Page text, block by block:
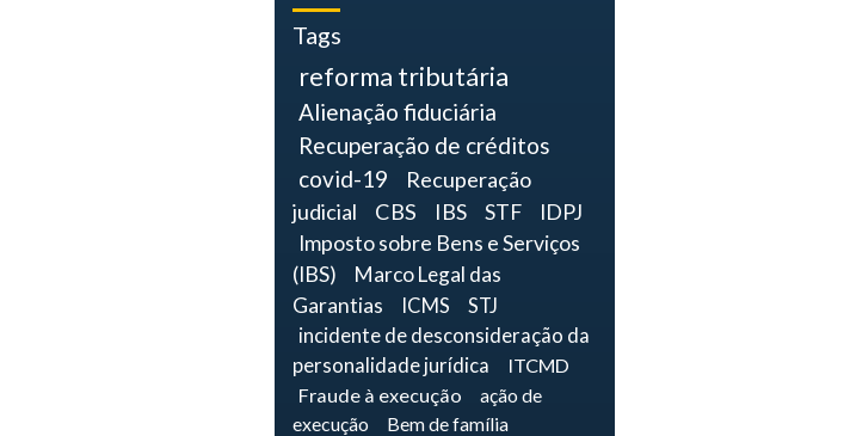
Tags
reforma tributária
Alienação fiduciária
Recuperação de créditos
covid-19
Recuperação
judicial
CBS IBS STF
IDPJ
Imposto sobre Bens e Serviços
(IBS)
Marco Legal das
Garantias
ICMS
STJ
incidente de desconsideração da
personalidade jurídica
ITCMD
Fraude à execução
ação de
execução
Bem de família